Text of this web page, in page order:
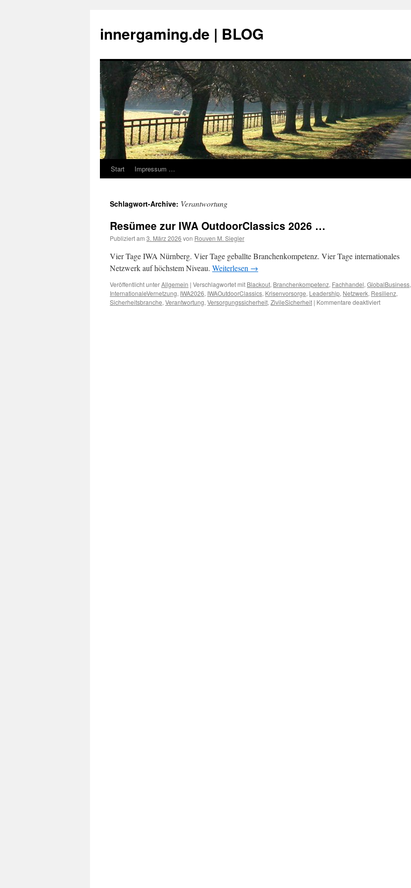
innergaming.de | BLOG
Zum
springen
Start Impressum …
Schlagwort-Archive: Verantwortung
Resümee zur IWA OutdoorClassics 2026 …
Publiziert am 3. März 2026 von Rouven M. Siegler
Vier Tage IWA Nürnberg. Vier Tage geballte Branchenkompetenz. Vier Tage internationales
Netzwerk auf höchstem Niveau. Weiterlesen →
Veröffentlicht unterAllgemein | Verschlagwortet mit Blackout, Branchenkompetenz, Fachhandel, GlobalBusiness,
InternationaleVernetzung, IWA2026, IWAOutdoorClassics, Krisenvorsorge, Leadership, Netzwerk, Resilienz,
Sicherheitsbranche, Verantwortung, Versorgungssicherheit, ZivileSicherheit | Kommentare deaktiviertfür